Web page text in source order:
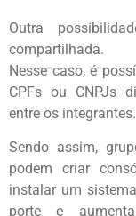
Outra
compartilhada.
Nesse caso, é
CPFs ou CNPJs
entre os integrantes.
Sendo assim,
podem criar
instalar um
porte e